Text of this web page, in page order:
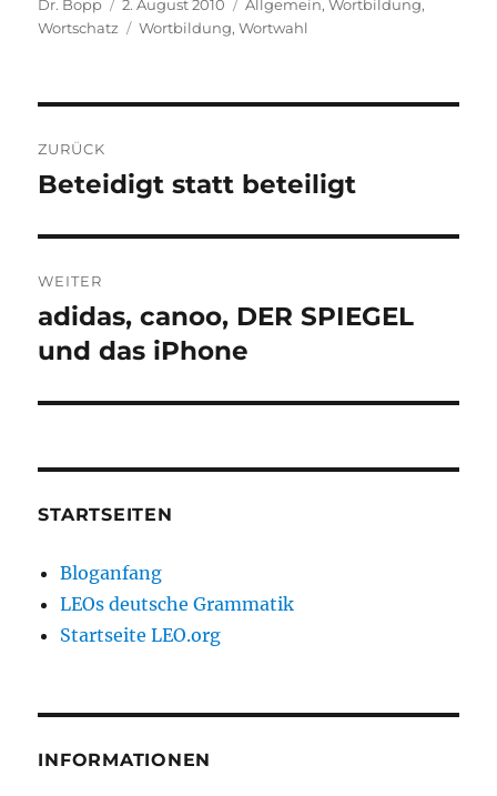
Dr. Bopp
am
2. August 2010 Allgemein,Wortbildung,
Wortschatz
Schlagwörter
Wortbildung,Wortwahl
ZURÜCK
Vorheriger
Beteidigt statt beteiligt
WEITER
Nächster
Beitrag:
adidas, canoo, DER SPIEGEL
und das iPhone
STARTSEITEN
Bloganfang
LEOs deutsche Grammatik
Startseite LEO.org
INFORMATIONEN